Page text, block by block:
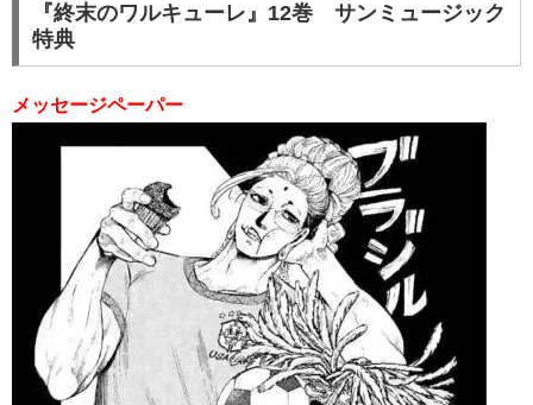
『終末のワルキューレ』12巻 サンミュージック
特典
メッセージペーパー